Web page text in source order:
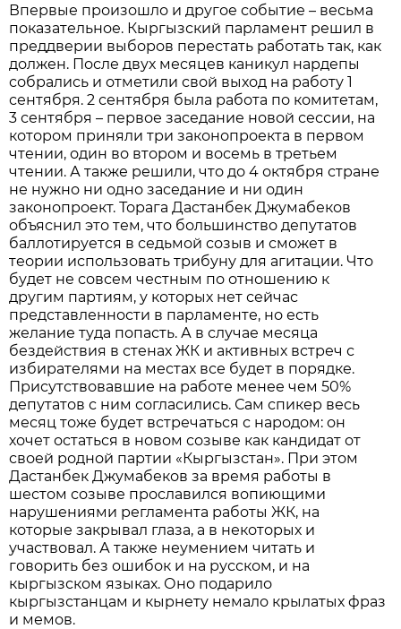
Впервые произошло и другое событие – весьма
показательное. Кыргызский парламент решил в
преддверии выборов перестать работать так, как
должен. После двух месяцев каникул нардепы
собрались и отметили свой выход на работу 1
сентября. 2 сентября была работа по комитетам,
3 сентября – первое заседание новой сессии, на
котором приняли три законопроекта в первом
чтении, один во втором и восемь в третьем
чтении. А также решили, что до 4 октября стране
не нужно ни одно заседание и ни один
законопроект. Торага Дастанбек Джумабеков
объяснил это тем, что большинство депутатов
баллотируется в седьмой созыв и сможет в
теории использовать трибуну для агитации. Что
будет не совсем честным по отношению к
другим партиям, у которых нет сейчас
представленности в парламенте, но есть
желание туда попасть. А в случае месяца
бездействия в стенах ЖК и активных встреч с
избирателями на местах все будет в порядке.
Присутствовавшие на работе менее чем 50%
депутатов с ним согласились. Сам спикер весь
месяц тоже будет встречаться с народом: он
хочет остаться в новом созыве как кандидат от
своей родной партии «Кыргызстан». При этом
Дастанбек Джумабеков за время работы в
шестом созыве прославился вопиющими
нарушениями регламента работы ЖК, на
которые закрывал глаза, а в некоторых и
участвовал. А также неумением читать и
говорить без ошибок и на русском, и на
кыргызском языках. Оно подарило
кыргызстанцам и кырнету немало крылатых фраз
и мемов.